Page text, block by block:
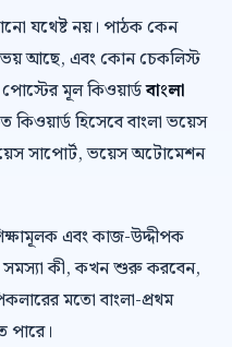
যথেষ্ট নয়। পাঠক কেন
ভয় আছে, এবং কোন চেকলিস্ট
মূল কিওয়ার্ডবাংলা
কিওয়ার্ড হিসেবে বাংলা ভয়েস
সাপোর্ট, ভয়েস অটোমেশন
এবং কাজ-উদ্দীপক
সমস্যা কী, কখন শুরু করবেন,
মতো বাংলা-প্রথম
পারে।